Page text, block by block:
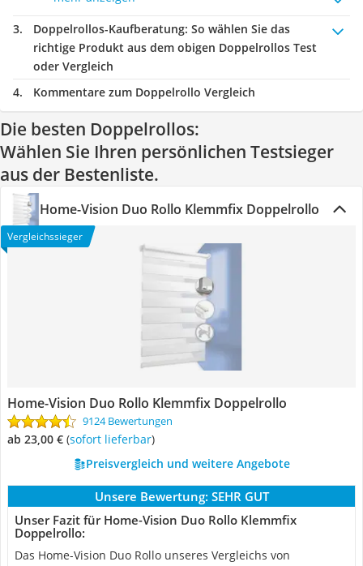
Doppelrollos-Kaufberatung: So wählen Sie das
richtige Produkt aus dem obigen Doppelrollos Test
oder Vergleich
Kommentare zum Doppelrollo Vergleich
Die besten Doppelrollos:
Wählen Sie Ihren persönlichen Testsieger
aus der Bestenliste.
Home-Vision Duo Rollo Klemmfix Doppelrollo
Vergleichssieger
Home-Vision Duo Rollo Klemmfix Doppelrollo
9124 Bewertungen
ab 23,00 € ( Sofort lieferbar)
Preisvergleich und weitere Angebote
Unsere Bewertung: SEHR GUT
Unser Fazit für Home-Vision Duo Rollo Klemmfix
Doppelrollo:
Das Home-Vision Duo Rollo unseres Vergleichs von